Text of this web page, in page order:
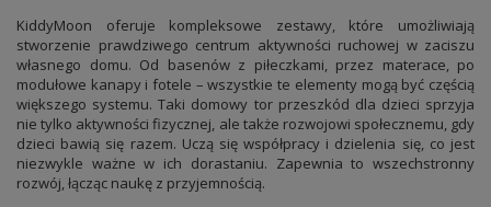
KiddyMoon oferuje kompleksowe zestawy, które umożliwiają
stworzenie prawdziwego centrum aktywności ruchowej w zaciszu
własnego domu. Od basenów z piłeczkami, przez materace, po
modułowe kanapy i fotele – wszystkie te elementy mogą być częścią
większego systemu. Taki domowy tor przeszkód dla dzieci sprzyja
nie tylko aktywności fizycznej, ale także rozwojowi społecznemu, gdy
dzieci bawią się razem. Uczą się współpracy i dzielenia się, co jest
niezwykle ważne w ich dorastaniu. Zapewnia to wszechstronny
rozwój, łącząc naukę z przyjemnością.